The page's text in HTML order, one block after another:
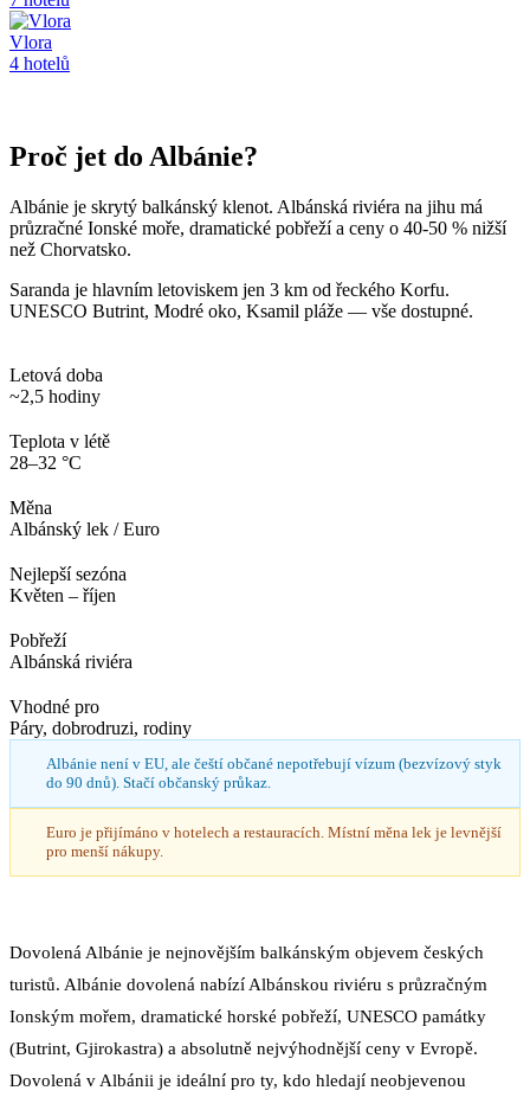
Vlora
4 hotelů
Proč jet do Albánie?
Albánie je skrytý balkánský klenot. Albánská riviéra na jihu má
průzračné Ionské moře, dramatické pobřeží a ceny o 40-50 % nižší
než Chorvatsko.
Saranda je hlavním letoviskem jen 3 km od řeckého Korfu.
UNESCO Butrint, Modré oko, Ksamil pláže — vše dostupné.
Letová doba
~2,5 hodiny
Teplota v létě
28–32 °C
Měna
Albánský lek / Euro
Nejlepší sezóna
Květen – říjen
Pobřeží
Albánská riviéra
Vhodné pro
Páry, dobrodruzi, rodiny
Albánie není v EU, ale čeští občané nepotřebují vízum (bezvízový styk
do 90 dnů). Stačí občanský průkaz.
Euro je přijímáno v hotelech a restauracích. Místní měna lek je levnější
pro menší nákupy.
Dovolená Albánie je nejnovějším balkánským objevem českých
turistů. Albánie dovolená nabízí Albánskou riviéru s průzračným
Ionským mořem, dramatické horské pobřeží, UNESCO památky
(Butrint, Gjirokastra) a absolutně nejvýhodnější ceny v Evropě.
Dovolená v Albánii je ideální pro ty, kdo hledají neobjevenou